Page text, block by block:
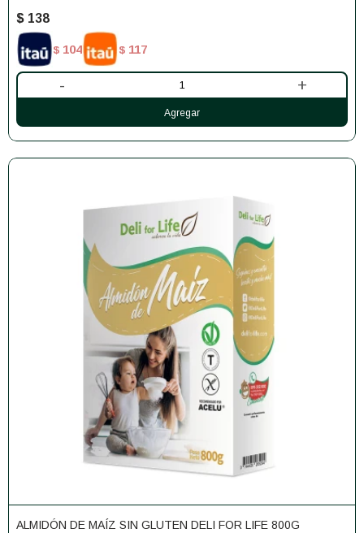
$ 138
$ 104 $ 117
- +
ALMIDÓN DE MAÍZ SIN GLUTEN DELI FOR LIFE 800G